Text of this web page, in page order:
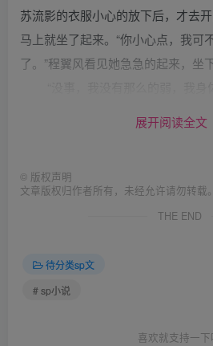
苏流影的衣服小心的放下后，才去
马上就坐了起来。“你小心点，我可
了。”程翼风看见她急急的起来，坐
“额。好饱哦。”苏流影摸摸肚子
展开阅读全文
© 版权声明
文章版权归作者所有，未经允许请勿转载。
THE END
待分类sp文
# sp小说
喜欢就支持一下